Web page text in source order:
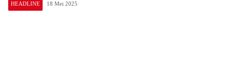
HEADLINE 18 Mei 2025